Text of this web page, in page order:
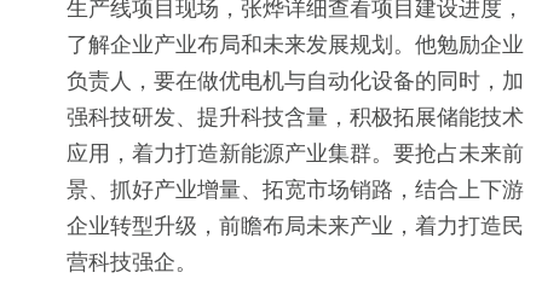
生产线项目现场，张烨详细查看项目建设进度，
了解企业产业布局和未来发展规划。他勉励企业
负责人，要在做优电机与自动化设备的同时，加
强科技研发、提升科技含量，积极拓展储能技术
应用，着力打造新能源产业集群。要抢占未来前
景、抓好产业增量、拓宽市场销路，结合上下游
企业转型升级，前瞻布局未来产业，着力打造民
营科技强企。